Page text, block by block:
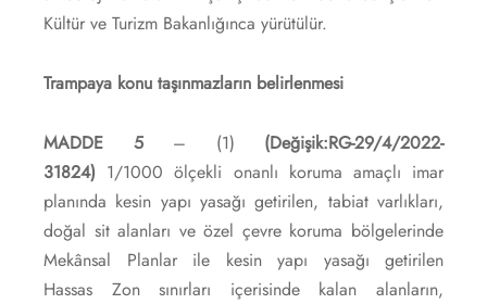
Kültür ve Turizm Bakanlığınca yürütülür.
Trampaya konu taşınmazların belirlenmesi
MADDE 5– (1) (Değişik:RG-29/4/2022-
31824) 1/1000 ölçekli onanlı koruma amaçlı imar
planında kesin yapı yasağı getirilen, tabiat varlıkları,
doğal sit alanları ve özel çevre koruma bölgelerinde
Mekânsal Planlar ile kesin yapı yasağı getirilen
Hassas Zon sınırları içerisinde kalan alanların,